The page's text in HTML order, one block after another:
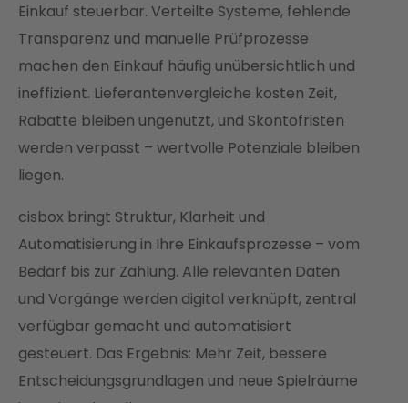
Einkauf steuerbar. Verteilte Systeme, fehlende
Transparenz und manuelle Prüfprozesse
machen den Einkauf häufig unübersichtlich und
ineffizient. Lieferantenvergleiche kosten Zeit,
Rabatte bleiben ungenutzt, und Skontofristen
werden verpasst – wertvolle Potenziale bleiben
liegen.
cisbox bringt Struktur, Klarheit und
Automatisierung in Ihre Einkaufsprozesse – vom
Bedarf bis zur Zahlung. Alle relevanten Daten
und Vorgänge werden digital verknüpft, zentral
verfügbar gemacht und automatisiert
gesteuert. Das Ergebnis: Mehr Zeit, bessere
Entscheidungsgrundlagen und neue Spielräume